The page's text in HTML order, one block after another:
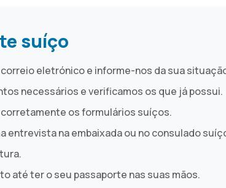
suíço
eletrónico e informe-nos da sua
necessários e verificamos os que já possui.
os formulários suíços.
entrevista na embaixada ou no consulado
até ter o seu passaporte nas suas mãos.